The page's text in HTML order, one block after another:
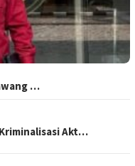
…
Kriminalisasi Akt…